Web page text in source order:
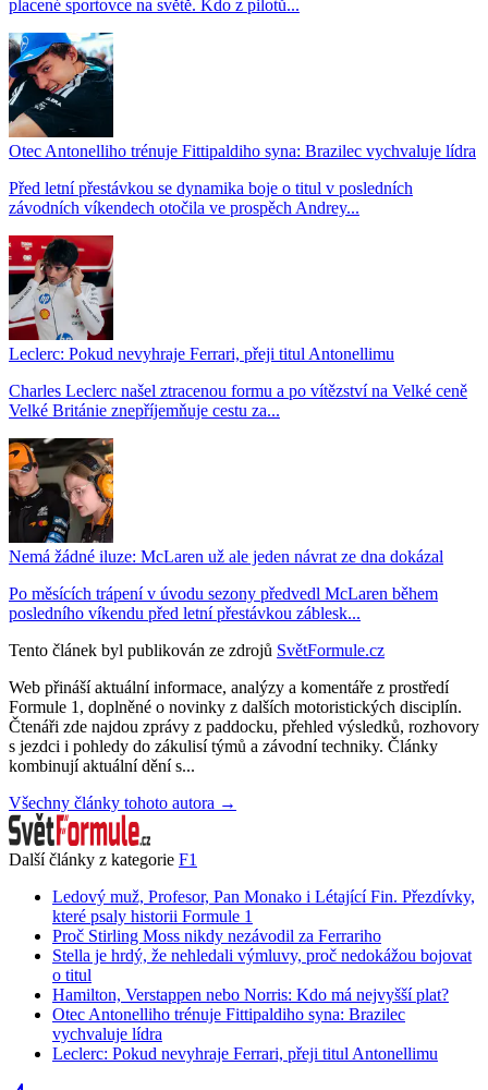
placené sportovce na světě. Kdo z pilotů...
Otec Antonelliho trénuje Fittipaldiho syna: Brazilec vychvaluje lídra
Před letní přestávkou se dynamika boje o titul v posledních
závodních víkendech otočila ve prospěch Andrey...
Leclerc: Pokud nevyhraje Ferrari, přeji titul Antonellimu
Charles Leclerc našel ztracenou formu a po vítězství na Velké ceně
Velké Británie znepříjemňuje cestu za...
Nemá žádné iluze: McLaren už ale jeden návrat ze dna dokázal
Po měsících trápení v úvodu sezony předvedl McLaren během
posledního víkendu před letní přestávkou záblesk...
Tento článek byl publikován ze zdrojů SvětFormule.cz
Web přináší aktuální informace, analýzy a komentáře z prostředí
Formule 1, doplněné o novinky z dalších motoristických disciplín.
Čtenáři zde najdou zprávy z paddocku, přehled výsledků, rozhovory
s jezdci i pohledy do zákulisí týmů a závodní techniky. Články
kombinují aktuální dění s...
Všechny články tohoto autora →
Další články z kategorie F1
Ledový muž, Profesor, Pan Monako i Létající Fin. Přezdívky,
které psaly historii Formule 1
Proč Stirling Moss nikdy nezávodil za Ferrariho
Stella je hrdý, že nehledali výmluvy, proč nedokážou bojovat
o titul
Hamilton, Verstappen nebo Norris: Kdo má nejvyšší plat?
Otec Antonelliho trénuje Fittipaldiho syna: Brazilec
vychvaluje lídra
Leclerc: Pokud nevyhraje Ferrari, přeji titul Antonellimu